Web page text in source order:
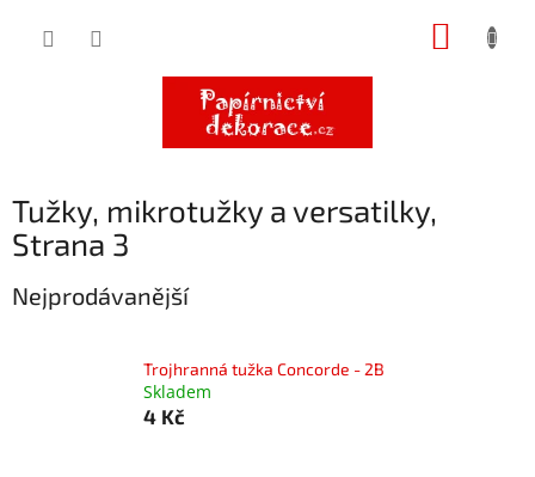
Tužky, mikrotužky a versatilky,
Strana 3
Nejprodávanější
Trojhranná tužka Concorde - 2B
Skladem
4 Kč